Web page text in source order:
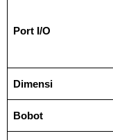
Port I/O
Dimensi
Bobot